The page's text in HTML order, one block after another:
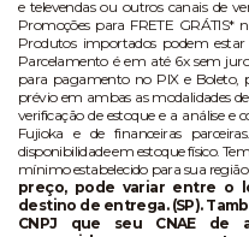
e televendas ou outros canais de
Promoções para FRETE GRÁTIS*
Produtos importados podem
Parcelamento é em até 6x sem
para pagamento no PIX e Boleto,
prévio em ambas as modalidades
verificação de estoque e a análise
Fujioka e de financeiras
disponibilidade em estoque físico.
mínimo estabelecido para sua
preço, pode variar entre o
destino de entrega. (SP).
CNPJ que seu CNAE de